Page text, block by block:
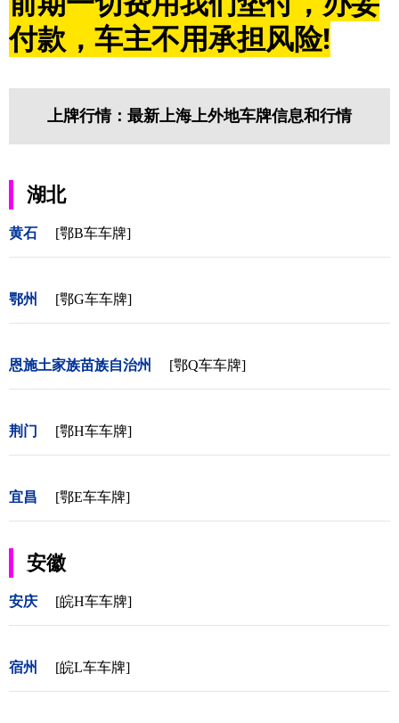
付款，车主不用承担风险!
上牌行情：最新上海上外地车牌信息和行情
湖北
黄石 [鄂B车车牌]
鄂州 [鄂G车车牌]
恩施土家族苗族自治州 [鄂Q车车牌]
荆门 [鄂H车车牌]
宜昌 [鄂E车车牌]
安徽
安庆 [皖H车车牌]
宿州 [皖L车车牌]